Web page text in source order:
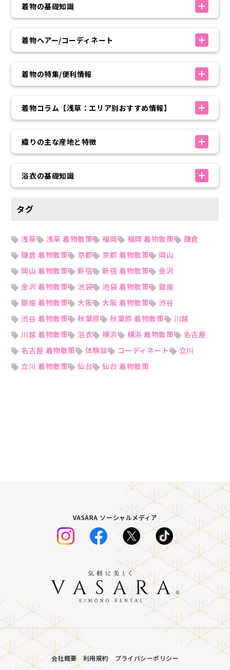
着物の基礎知識
着物ヘアー/コーディネート
着物の特集/便利情報
着物コラム【浅草：エリア別おすすめ情報】
織りの主な産地と特徴
浴衣の基礎知識
タグ
浅草 浅草 着物散策 福岡 福岡 着物散策
鎌倉
鎌倉 着物散策
京都 京都 着物散策
岡山
岡山 着物散策
新宿 新宿 着物散策
金沢
金沢 着物散策
池袋 池袋 着物散策
銀座
銀座 着物散策
大阪 大阪 着物散策
渋谷
渋谷 着物散策
秋葉原 秋葉原 着物散策
川越
川越 着物散策
浴衣 横浜 横浜 着物散策
名古屋
名古屋 着物散策
体験談 コーディネート
立川
立川 着物散策
仙台 仙台 着物散策
VASARA ソーシャルメディア
会社概要 利用規約 プライバシーポリシー